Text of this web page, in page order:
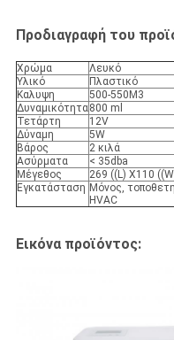
Προδιαγραφή του
Χρώμα
Λευκό
Υλικό
Πλαστικό
Καλυψη
500-550M3
Δυναμικότητα800 ml
Τετάρτη
12V
Δύναμη
5W
Βάρος
2 κιλά
Ασύρματα
< 35dba
Μέγεθος
269 ((L) X110
Εγκατάσταση Μόνoς,
HVAC
Εικόνα προϊόντος: